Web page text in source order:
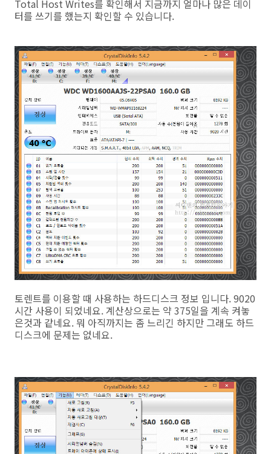
Total Host Writes를 확인해서 지금까지 얼마나 많은 데이
터를 쓰기를 했는지 확인할 수 있습니다.
토렌트를 이용할 때 사용하는 하드디스크 정보 입니다. 9020
시간 사용이 되었네요. 계산상으로는 약 375일을 계속 켜놓
은것과 같네요. 뭐 아직까지는 좀 느리긴 하지만 그래도 하드
디스크에 문제는 없네요.